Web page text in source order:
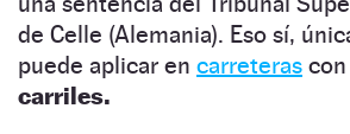
de Celle (Alemania). Eso sí,
puede aplicar en carreteras con
carriles.